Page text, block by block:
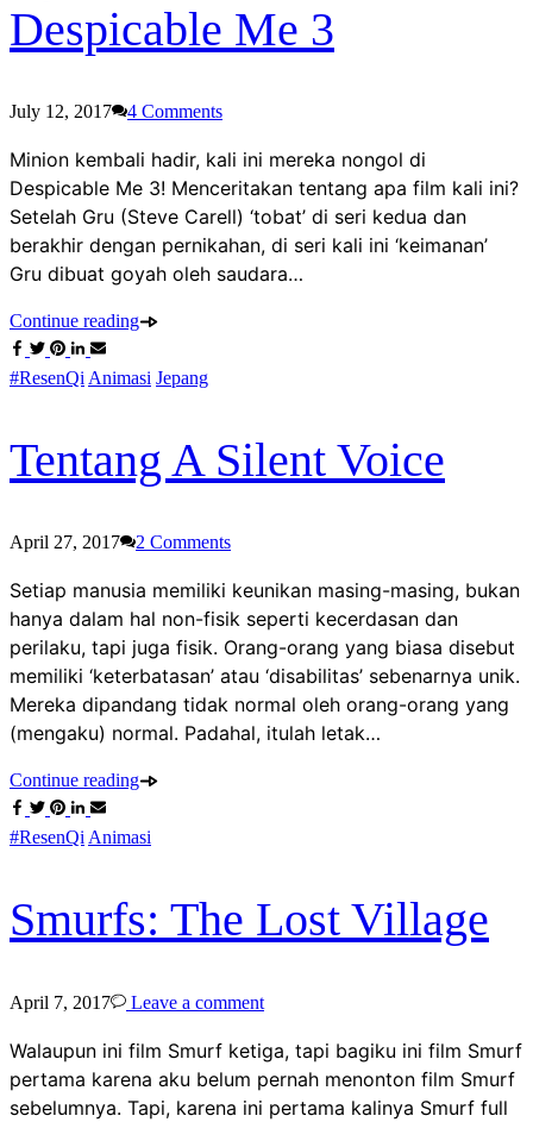
Despicable Me 3
July 12, 2017 4 Comments
Minion kembali hadir, kali ini mereka nongol di
Despicable Me 3! Menceritakan tentang apa film kali ini?
Setelah Gru (Steve Carell) ‘tobat’ di seri kedua dan
berakhir dengan pernikahan, di seri kali ini ‘keimanan’
Gru dibuat goyah oleh saudara…
Continue reading
#ResenQi Animasi Jepang
Tentang A Silent Voice
April 27, 2017 2 Comments
Setiap manusia memiliki keunikan masing-masing, bukan
hanya dalam hal non-fisik seperti kecerdasan dan
perilaku, tapi juga fisik. Orang-orang yang biasa disebut
memiliki ‘keterbatasan’ atau ‘disabilitas’ sebenarnya unik.
Mereka dipandang tidak normal oleh orang-orang yang
(mengaku) normal. Padahal, itulah letak…
Continue reading
#ResenQi Animasi
Smurfs: The Lost Village
April 7, 2017 Leave a comment
Walaupun ini film Smurf ketiga, tapi bagiku ini film Smurf
pertama karena aku belum pernah menonton film Smurf
sebelumnya. Tapi, karena ini pertama kalinya Smurf full